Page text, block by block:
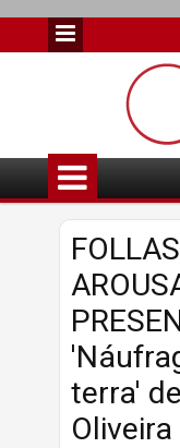
terra'